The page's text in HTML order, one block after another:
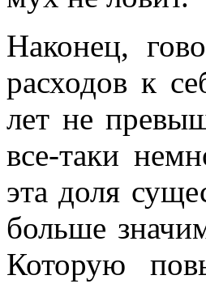
Наконец,
расходов к
лет не
все-таки
эта доля
больше
Которую